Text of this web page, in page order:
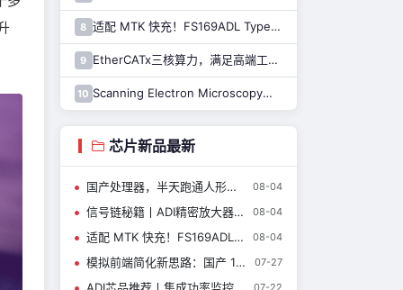
8 适配 MTK 快充！FS169ADL Type-A 快充芯片全新上线
9 EtherCATx三核算力，满足高端工业控制！纳芯微发布实时控制MCU/DSP NS800RTA7系列
10 Scanning Electron Microscopy扫描电子显微镜介绍（一）
芯片新品最新
国产处理器，半天跑通人形机器人 08-04
信号链秘籍丨ADI精密放大器与开关器件新品如何重新定义仪器设计？ 08-04
适配 MTK 快充！FS169ADL Type-A 快充芯片全新上线 08-04
模拟前端简化新思路：国产 14 位采集 ADC CBM14AD50Q 07-27
07-22